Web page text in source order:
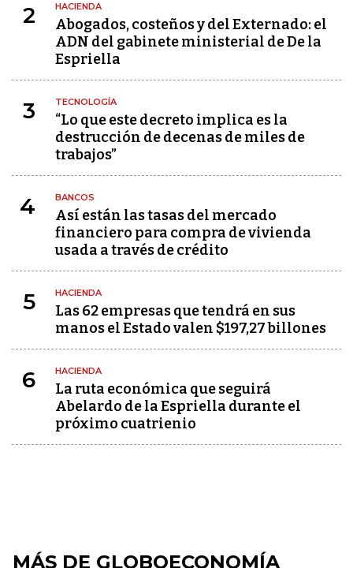
2 HACIENDA
Abogados, costeños y del Externado: el
ADN del gabinete ministerial de De la
Espriella
3 TECNOLOGÍA
“Lo que este decreto implica es la
destrucción de decenas de miles de
trabajos”
4 BANCOS
Así están las tasas del mercado
financiero para compra de vivienda
usada a través de crédito
5 HACIENDA
Las 62 empresas que tendrá en sus
manos el Estado valen $197,27 billones
6 HACIENDA
La ruta económica que seguirá
Abelardo de la Espriella durante el
próximo cuatrienio
MÁS DE GLOBOECONOMÍA